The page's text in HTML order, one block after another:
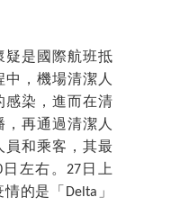
疑是國際航班抵
中，機場清潔人
感染，進而在清
，再通過清潔人
員和乘客，其最
左右。27日上
的是「Delta」